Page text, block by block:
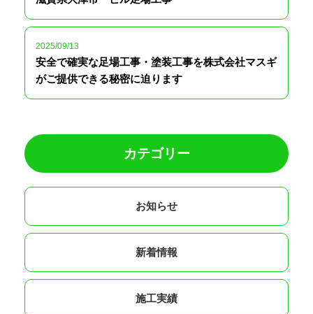
2025/09/13
安全で確実な足場工事・塗装工事を株式会社マスギ
がご提供できる秘密に迫ります
カテゴリー
お知らせ
新着情報
施工実績